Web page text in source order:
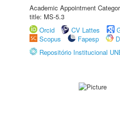
Academic Appointment
title: MS-5.3
Orcid
CV Lattes
Scopus
Fapesp
Repositório Institucional